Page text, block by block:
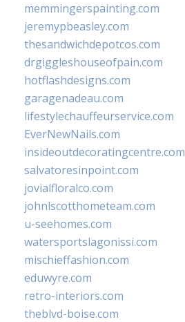
memmingerspainting.com
jeremypbeasley.com
thesandwichdepotcos.com
drgiggleshouseofpain.com
hotflashdesigns.com
garagenadeau.com
lifestylechauffeurservice.com
EverNewNails.com
insideoutdecoratingcentre.com
salvatoresinpoint.com
jovialfloralco.com
johnlscotthometeam.com
u-seehomes.com
watersportslagonissi.com
mischieffashion.com
eduwyre.com
retro-interiors.com
theblvd-boise.com